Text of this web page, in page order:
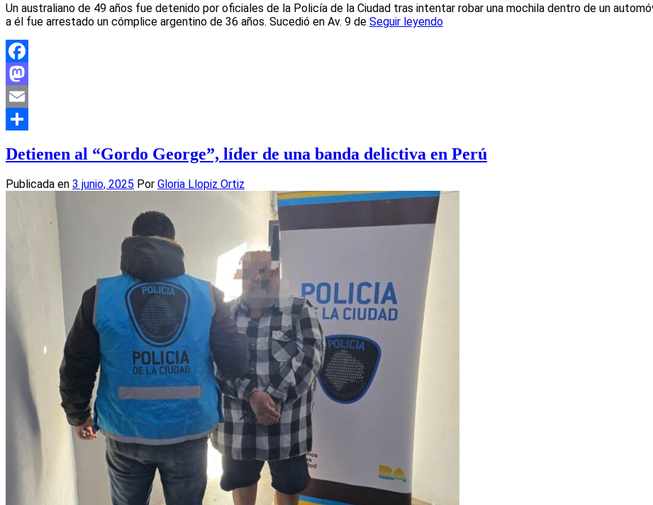
Un australiano de 49 años fue detenido por oficiales de la Policía de la Ciudad tras intentar robar una mochila dentro de un
a él fue arrestado un cómplice argentino de 36 años. Sucedió en Av. 9 de Seguir leyendo
Facebook
Mastodon
Email
Detienen al “Gordo George”, líder de una banda delictiva en Perú
Publicada en 3 junio, 2025 Por Gloria Llopiz Ortiz